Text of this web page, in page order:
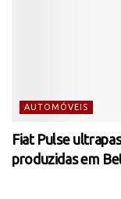
AUTOMÓVEIS
Fiat Pulse
produzidas em